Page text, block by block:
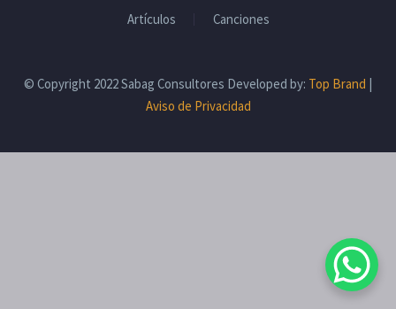
Artículos Canciones
© Copyright 2022 Sabag Consultores Developed by: Top Brand |
Aviso de Privacidad